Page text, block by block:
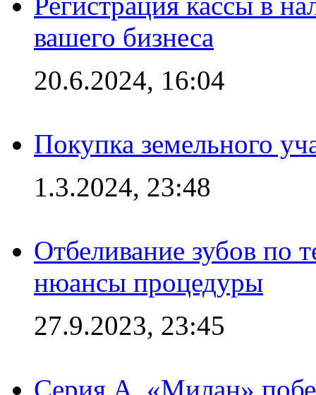
вашего бизнеса
20.6.2024, 16:04
Покупка земельного
1.3.2024, 23:48
Отбеливание зубов по
нюансы процедуры
27.9.2023, 23:45
Серия А. «Милан»